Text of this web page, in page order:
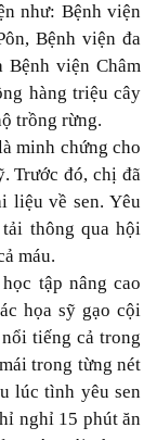
như: Bệnh viện
Bệnh viện đa
viện Châm
hàng triệu cây
trồng rừng.
minh chứng cho
Trước đó, chị đã
liệu về sen. Yêu
thông qua hội
máu.
tập nâng cao
họa sỹ gạo cội
tiếng cả trong
trong từng nét
lúc tình yêu sen
nghỉ 15 phút ăn